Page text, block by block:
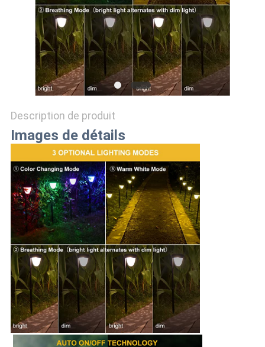
ONLINE
SHOP
PLAN
SITE
POLITIQUE
DE
CONFIDENTIALITÉ
Description de produit
Images de détails